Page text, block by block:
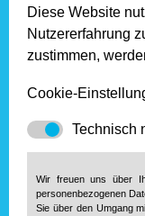
werde sich unter
Landesverbandstag
schaffen, diese
Diese Website
Nutzererfahrung
zustimmen,
Cookie-
Technisch
Wir freuen uns über
personenbezogenen
Sie über den Umgang